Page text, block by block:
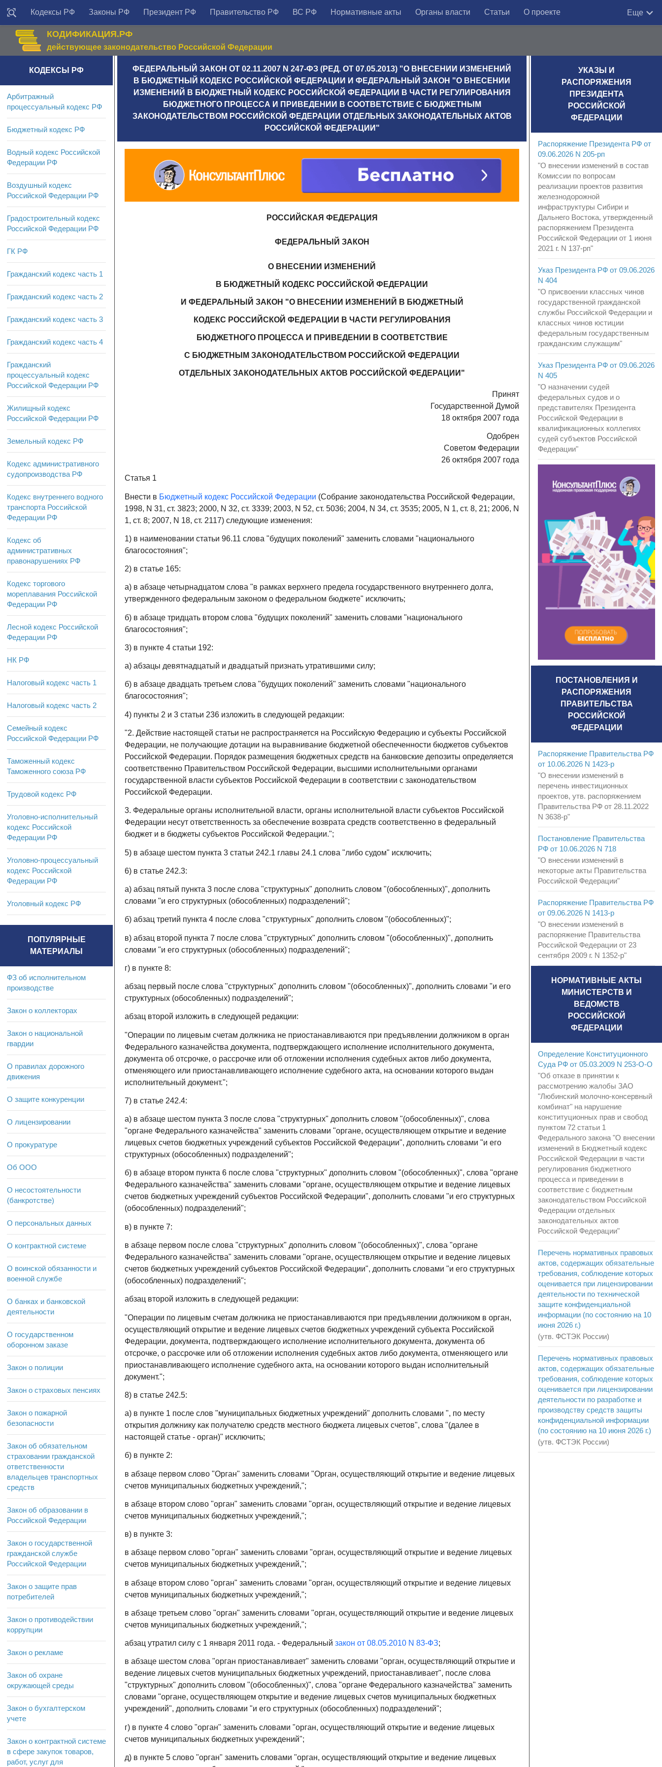
Кодексы РФ Законы РФ Президент РФ Правительство РФ ВС РФ Нормативные акты Органы власти Статьи О проекте Еще
КОДИФИКАЦИЯ.РФ
действующее законодательство Российской Федерации
ФЕДЕРАЛЬНЫЙ ЗАКОН ОТ 02.11.2007 N 247-ФЗ (РЕД. ОТ 07.05.2013) "О ВНЕСЕНИИ ИЗМЕНЕНИЙ
В БЮДЖЕТНЫЙ КОДЕКС РОССИЙСКОЙ ФЕДЕРАЦИИ И ФЕДЕРАЛЬНЫЙ ЗАКОН "О ВНЕСЕНИИ
ИЗМЕНЕНИЙ В БЮДЖЕТНЫЙ КОДЕКС РОССИЙСКОЙ ФЕДЕРАЦИИ В ЧАСТИ РЕГУЛИРОВАНИЯ
БЮДЖЕТНОГО ПРОЦЕССА И ПРИВЕДЕНИИ В СООТВЕТСТВИЕ С БЮДЖЕТНЫМ
ЗАКОНОДАТЕЛЬСТВОМ РОССИЙСКОЙ ФЕДЕРАЦИИ ОТДЕЛЬНЫХ ЗАКОНОДАТЕЛЬНЫХ АКТОВ
РОССИЙСКОЙ ФЕДЕРАЦИИ"
РОССИЙСКАЯ ФЕДЕРАЦИЯ
ФЕДЕРАЛЬНЫЙ ЗАКОН
О ВНЕСЕНИИ ИЗМЕНЕНИЙ
В БЮДЖЕТНЫЙ КОДЕКС РОССИЙСКОЙ ФЕДЕРАЦИИ
И ФЕДЕРАЛЬНЫЙ ЗАКОН "О ВНЕСЕНИИ ИЗМЕНЕНИЙ В БЮДЖЕТНЫЙ
КОДЕКС РОССИЙСКОЙ ФЕДЕРАЦИИ В ЧАСТИ РЕГУЛИРОВАНИЯ
БЮДЖЕТНОГО ПРОЦЕССА И ПРИВЕДЕНИИ В СООТВЕТСТВИЕ
С БЮДЖЕТНЫМ ЗАКОНОДАТЕЛЬСТВОМ РОССИЙСКОЙ ФЕДЕРАЦИИ
ОТДЕЛЬНЫХ ЗАКОНОДАТЕЛЬНЫХ АКТОВ РОССИЙСКОЙ ФЕДЕРАЦИИ"
Принят
Государственной Думой
18 октября 2007 года
Одобрен
Советом Федерации
26 октября 2007 года
Статья 1
Внести в Бюджетный кодекс Российской Федерации (Собрание законодательства Российской Федерации,
1998, N 31, ст. 3823; 2000, N 32, ст. 3339; 2003, N 52, ст. 5036; 2004, N 34, ст. 3535; 2005, N 1, ст. 8, 21; 2006, N
1, ст. 8; 2007, N 18, ст. 2117) следующие изменения:
1) в наименовании статьи 96.11 слова "будущих поколений" заменить словами "национального
благосостояния";
2) в статье 165:
а) в абзаце четырнадцатом слова "в рамках верхнего предела государственного внутреннего долга,
утвержденного федеральным законом о федеральном бюджете" исключить;
б) в абзаце тридцать втором слова "будущих поколений" заменить словами "национального
благосостояния";
3) в пункте 4 статьи 192:
а) абзацы девятнадцатый и двадцатый признать утратившими силу;
б) в абзаце двадцать третьем слова "будущих поколений" заменить словами "национального
благосостояния";
4) пункты 2 и 3 статьи 236 изложить в следующей редакции:
"2. Действие настоящей статьи не распространяется на Российскую Федерацию и субъекты Российской
Федерации, не получающие дотации на выравнивание бюджетной обеспеченности бюджетов субъектов
Российской Федерации. Порядок размещения бюджетных средств на банковские депозиты определяется
соответственно Правительством Российской Федерации, высшими исполнительными органами
государственной власти субъектов Российской Федерации в соответствии с законодательством
Российской Федерации.
3. Федеральные органы исполнительной власти, органы исполнительной власти субъектов Российской
Федерации несут ответственность за обеспечение возврата средств соответственно в федеральный
бюджет и в бюджеты субъектов Российской Федерации.";
5) в абзаце шестом пункта 3 статьи 242.1 главы 24.1 слова "либо судом" исключить;
6) в статье 242.3:
а) абзац пятый пункта 3 после слова "структурных" дополнить словом "(обособленных)", дополнить
словами "и его структурных (обособленных) подразделений";
б) абзац третий пункта 4 после слова "структурных" дополнить словом "(обособленных)";
в) абзац второй пункта 7 после слова "структурных" дополнить словом "(обособленных)", дополнить
словами "и его структурных (обособленных) подразделений";
г) в пункте 8:
абзац первый после слова "структурных" дополнить словом "(обособленных)", дополнить словами "и его
структурных (обособленных) подразделений";
абзац второй изложить в следующей редакции:
"Операции по лицевым счетам должника не приостанавливаются при предъявлении должником в орган
Федерального казначейства документа, подтверждающего исполнение исполнительного документа,
документа об отсрочке, о рассрочке или об отложении исполнения судебных актов либо документа,
отменяющего или приостанавливающего исполнение судебного акта, на основании которого выдан
исполнительный документ.";
7) в статье 242.4:
а) в абзаце шестом пункта 3 после слова "структурных" дополнить словом "(обособленных)", слова
"органе Федерального казначейства" заменить словами "органе, осуществляющем открытие и ведение
лицевых счетов бюджетных учреждений субъектов Российской Федерации", дополнить словами "и его
структурных (обособленных) подразделений";
б) в абзаце втором пункта 6 после слова "структурных" дополнить словом "(обособленных)", слова "органе
Федерального казначейства" заменить словами "органе, осуществляющем открытие и ведение лицевых
счетов бюджетных учреждений субъектов Российской Федерации", дополнить словами "и его структурных
(обособленных) подразделений";
в) в пункте 7:
в абзаце первом после слова "структурных" дополнить словом "(обособленных)", слова "органе
Федерального казначейства" заменить словами "органе, осуществляющем открытие и ведение лицевых
счетов бюджетных учреждений субъектов Российской Федерации", дополнить словами "и его структурных
(обособленных) подразделений";
абзац второй изложить в следующей редакции:
"Операции по лицевым счетам должника не приостанавливаются при предъявлении должником в орган,
осуществляющий открытие и ведение лицевых счетов бюджетных учреждений субъекта Российской
Федерации, документа, подтверждающего исполнение исполнительного документа, документа об
отсрочке, о рассрочке или об отложении исполнения судебных актов либо документа, отменяющего или
приостанавливающего исполнение судебного акта, на основании которого выдан исполнительный
документ.";
8) в статье 242.5:
а) в пункте 1 после слов "муниципальных бюджетных учреждений" дополнить словами ", по месту
открытия должнику как получателю средств местного бюджета лицевых счетов", слова "(далее в
настоящей статье - орган)" исключить;
б) в пункте 2:
в абзаце первом слово "Орган" заменить словами "Орган, осуществляющий открытие и ведение лицевых
счетов муниципальных бюджетных учреждений,";
в абзаце втором слово "орган" заменить словами "орган, осуществляющий открытие и ведение лицевых
счетов муниципальных бюджетных учреждений,";
в) в пункте 3:
в абзаце первом слово "орган" заменить словами "орган, осуществляющий открытие и ведение лицевых
счетов муниципальных бюджетных учреждений,";
в абзаце втором слово "орган" заменить словами "орган, осуществляющий открытие и ведение лицевых
счетов муниципальных бюджетных учреждений,";
в абзаце третьем слово "орган" заменить словами "орган, осуществляющий открытие и ведение лицевых
счетов муниципальных бюджетных учреждений,";
абзац утратил силу с 1 января 2011 года. - Федеральный закон от 08.05.2010 N 83-ФЗ;
в абзаце шестом слова "орган приостанавливает" заменить словами "орган, осуществляющий открытие и
ведение лицевых счетов муниципальных бюджетных учреждений, приостанавливает", после слова
"структурных" дополнить словом "(обособленных)", слова "органе Федерального казначейства" заменить
словами "органе, осуществляющем открытие и ведение лицевых счетов муниципальных бюджетных
учреждений", дополнить словами "и его структурных (обособленных) подразделений";
г) в пункте 4 слово "орган" заменить словами "орган, осуществляющий открытие и ведение лицевых
счетов муниципальных бюджетных учреждений";
д) в пункте 5 слово "орган" заменить словами "орган, осуществляющий открытие и ведение лицевых
КОДЕКСЫ РФ
Арбитражный
процессуальный кодекс РФ
Бюджетный кодекс РФ
Водный кодекс Российской
Федерации РФ
Воздушный кодекс
Российской Федерации РФ
Градостроительный кодекс
Российской Федерации РФ
ГК РФ
Гражданский кодекс часть 1
Гражданский кодекс часть 2
Гражданский кодекс часть 3
Гражданский кодекс часть 4
Гражданский
процессуальный кодекс
Российской Федерации РФ
Жилищный кодекс
Российской Федерации РФ
Земельный кодекс РФ
Кодекс административного
судопроизводства РФ
Кодекс внутреннего водного
транспорта Российской
Федерации РФ
Кодекс об
административных
правонарушениях РФ
Кодекс торгового
мореплавания Российской
Федерации РФ
Лесной кодекс Российской
Федерации РФ
НК РФ
Налоговый кодекс часть 1
Налоговый кодекс часть 2
Семейный кодекс
Российской Федерации РФ
Таможенный кодекс
Таможенного союза РФ
Трудовой кодекс РФ
Уголовно-исполнительный
кодекс Российской
Федерации РФ
Уголовно-процессуальный
кодекс Российской
Федерации РФ
Уголовный кодекс РФ
ПОПУЛЯРНЫЕ
МАТЕРИАЛЫ
ФЗ об исполнительном
производстве
Закон о коллекторах
Закон о национальной
гвардии
О правилах дорожного
движения
О защите конкуренции
О лицензировании
О прокуратуре
Об ООО
О несостоятельности
(банкротстве)
О персональных данных
О контрактной системе
О воинской обязанности и
военной службе
О банках и банковской
деятельности
О государственном
оборонном заказе
Закон о полиции
Закон о страховых пенсиях
Закон о пожарной
безопасности
Закон об обязательном
страховании гражданской
ответственности
владельцев транспортных
средств
Закон об образовании в
Российской Федерации
Закон о государственной
гражданской службе
Российской Федерации
Закон о защите прав
потребителей
Закон о противодействии
коррупции
Закон о рекламе
Закон об охране
окружающей среды
Закон о бухгалтерском
учете
Закон о контрактной системе
в сфере закупок товаров,
работ, услуг для
УКАЗЫ И
РАСПОРЯЖЕНИЯ
ПРЕЗИДЕНТА
РОССИЙСКОЙ
ФЕДЕРАЦИИ
Распоряжение Президента РФ от
09.06.2026 N 205-рп
"О внесении изменений в состав
Комиссии по вопросам
реализации проектов развития
железнодорожной
инфраструктуры Сибири и
Дальнего Востока, утвержденный
распоряжением Президента
Российской Федерации от 1 июня
2021 г. N 137-рп"
Указ Президента РФ от 09.06.2026
N 404
"О присвоении классных чинов
государственной гражданской
службы Российской Федерации и
классных чинов юстиции
федеральным государственным
гражданским служащим"
Указ Президента РФ от 09.06.2026
N 405
"О назначении судей
федеральных судов и о
представителях Президента
Российской Федерации в
квалификационных коллегиях
судей субъектов Российской
Федерации"
ПОСТАНОВЛЕНИЯ И
РАСПОРЯЖЕНИЯ
ПРАВИТЕЛЬСТВА
РОССИЙСКОЙ
ФЕДЕРАЦИИ
Распоряжение Правительства РФ
от 10.06.2026 N 1423-р
"О внесении изменений в
перечень инвестиционных
проектов, утв. распоряжением
Правительства РФ от 28.11.2022
N 3638-р"
Постановление Правительства
РФ от 10.06.2026 N 718
"О внесении изменений в
некоторые акты Правительства
Российской Федерации"
Распоряжение Правительства РФ
от 09.06.2026 N 1413-р
"О внесении изменений в
распоряжение Правительства
Российской Федерации от 23
сентября 2009 г. N 1352-р"
НОРМАТИВНЫЕ АКТЫ
МИНИСТЕРСТВ И
ВЕДОМСТВ
РОССИЙСКОЙ
ФЕДЕРАЦИИ
Определение Конституционного
Суда РФ от 05.03.2009 N 253-О-О
"Об отказе в принятии к
рассмотрению жалобы ЗАО
"Любинский молочно-консервный
комбинат" на нарушение
конституционных прав и свобод
пунктом 72 статьи 1
Федерального закона "О внесении
изменений в Бюджетный кодекс
Российской Федерации в части
регулирования бюджетного
процесса и приведении в
соответствие с бюджетным
законодательством Российской
Федерации отдельных
законодательных актов
Российской Федерации"
Перечень нормативных правовых
актов, содержащих обязательные
требования, соблюдение которых
оценивается при лицензировании
деятельности по технической
защите конфиденциальной
информации (по состоянию на 10
июня 2026 г.)
(утв. ФСТЭК России)
Перечень нормативных правовых
актов, содержащих обязательные
требования, соблюдение которых
оценивается при лицензировании
деятельности по разработке и
производству средств защиты
конфиденциальной информации
(по состоянию на 10 июня 2026 г.)
(утв. ФСТЭК России)